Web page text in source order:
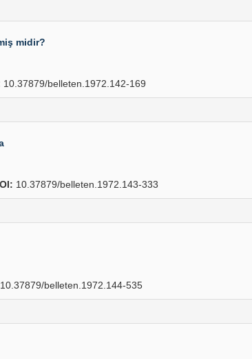
midir?
10.37879/belleten.1972.142-169
10.37879/belleten.1972.143-333
10.37879/belleten.1972.144-535